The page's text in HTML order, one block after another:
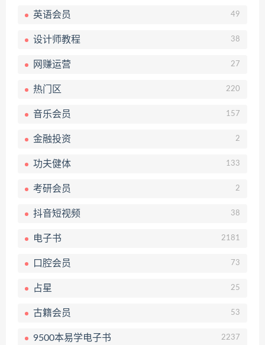
英语会员 49
设计师教程 38
网赚运营 27
热门区 220
音乐会员 157
金融投资 2
功夫健体 133
考研会员 2
抖音短视频 38
电子书 2181
口腔会员 73
占星 25
古籍会员 53
9500本易学电子书 2237